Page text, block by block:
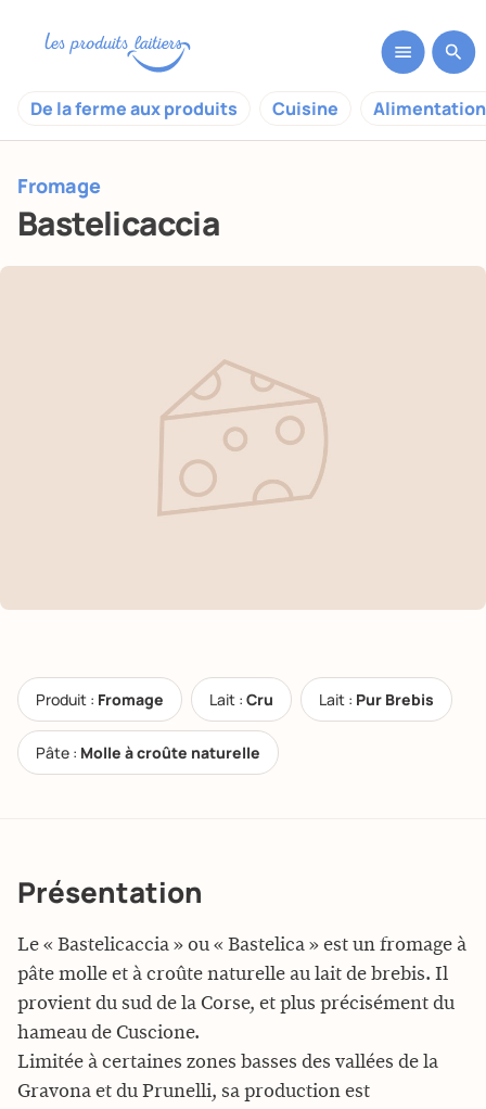
De la ferme aux produits Cuisine
Fromage
Bastelicaccia
Produit : Fromage Lait : Cru Lait : Pur Brebis
Pâte : Molle à croûte naturelle
Présentation
Le « Bastelicaccia » ou « Bastelica » est un fromage à
pâte molle et à croûte naturelle au lait de brebis. Il
provient du sud de la Corse, et plus précisément du
hameau de Cuscione.
Limitée à certaines zones basses des vallées de la
Gravona et du Prunelli, sa production est